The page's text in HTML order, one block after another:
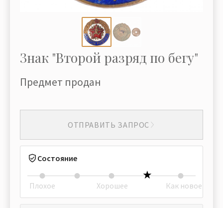
Знак "Второй разряд по бегу"
Предмет продан
ОТПРАВИТЬ ЗАПРОС
Состояние
Плохое Хорошее Как новое